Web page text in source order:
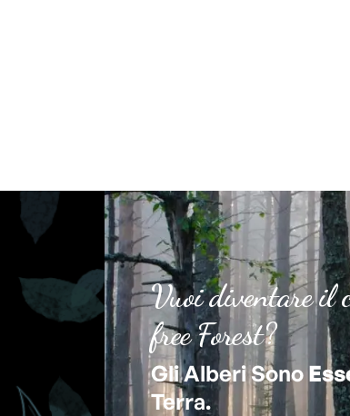
Vuoi diventare il
free Forest?
Gli Alberi Sono
Terra.